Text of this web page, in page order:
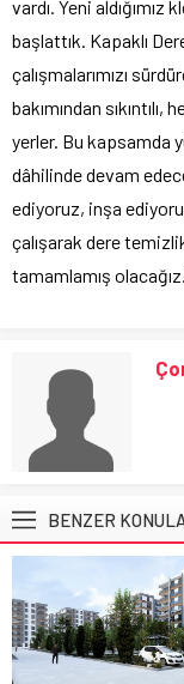
vardı. Yeni aldığımız
başlattık. Kapaklı
çalışmalarımızı
bakımından
yerler. Bu kapsamda
dâhilinde devam
ediyoruz, inşa
çalışarak dere
tamamlamış
BENZER